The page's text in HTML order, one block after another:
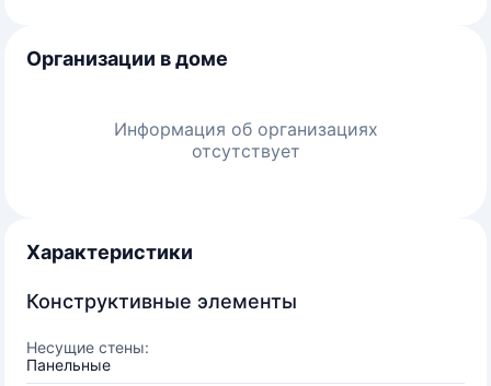
Организации в доме
Информация об организациях
отсутствует
Характеристики
Конструктивные элементы
Несущие стены:
Панельные